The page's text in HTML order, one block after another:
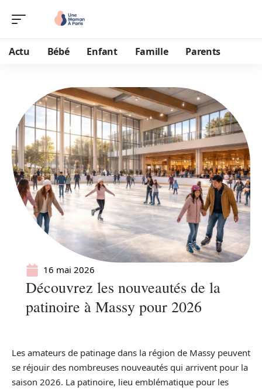
Actu Bébé Enfant Famille Parents
16 mai 2026
Découvrez les nouveautés de la
patinoire à Massy pour 2026
Les amateurs de patinage dans la région de Massy peuvent
se réjouir des nombreuses nouveautés qui arrivent pour la
saison 2026. La patinoire, lieu emblématique pour les